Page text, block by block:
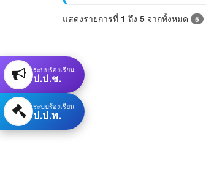
แสดงรายการที่ 1 ถึง 5 จากทั้งหมด 5
ระบบร้องเรียน
ป.ป.ช.
ระบบร้องเรียน
ป.ป.ท.